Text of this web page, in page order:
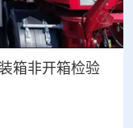
箱非开箱检验